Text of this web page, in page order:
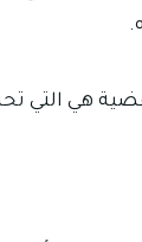
هي التي